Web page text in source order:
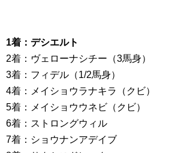
1着：デシエルト
2着：ヴェローナシチー（3馬身）
3着：フィデル（1/2馬身）
4着：メイショウラナキラ（クビ）
5着：メイショウウネビ（クビ）
6着：ストロングウィル
7着：ショウナンアデイブ